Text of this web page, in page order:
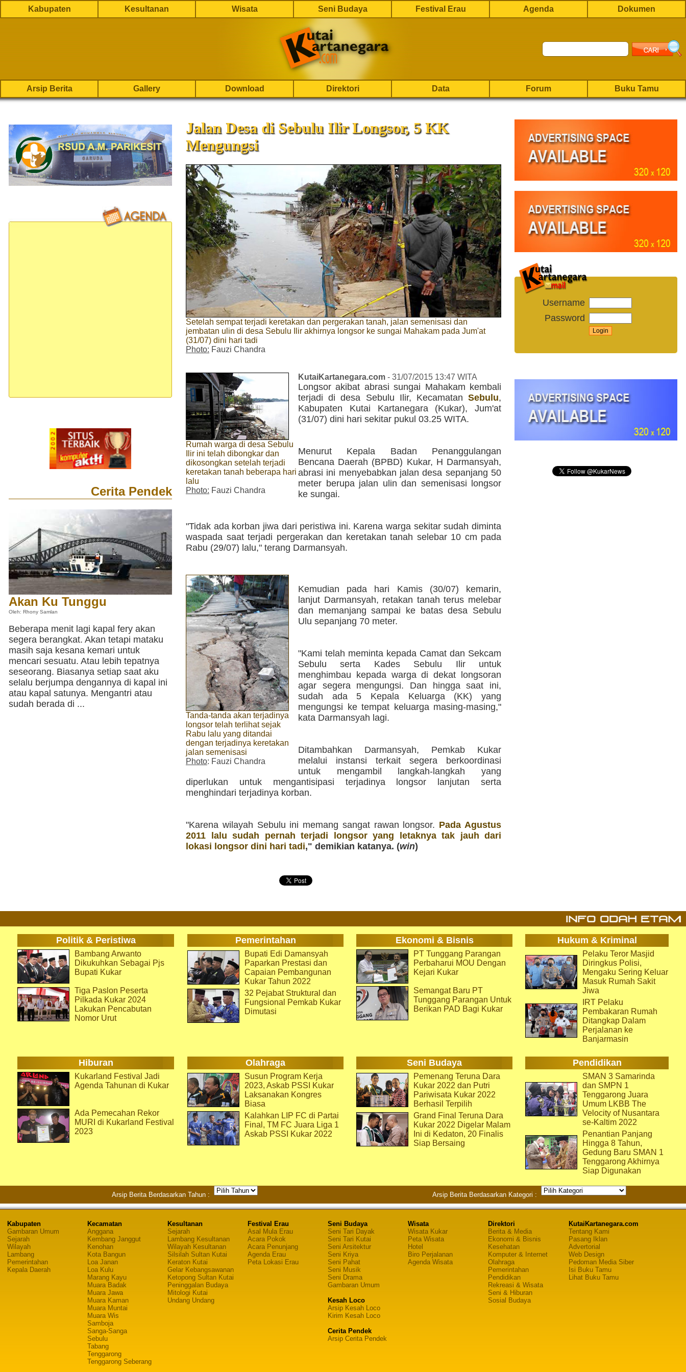
Kabupaten Kesultanan Wisata Seni Budaya Festival Erau Agenda Dokumen
Arsip Berita Gallery Download Direktori Data Forum Buku Tamu
Cerita Pendek
Akan Ku Tunggu
Oleh: Rhony Samlan
Beberapa menit lagi kapal fery akan
segera berangkat. Akan tetapi mataku
masih saja kesana kemari untuk
mencari sesuatu. Atau lebih tepatnya
seseorang. Biasanya setiap saat aku
selalu berjumpa dengannya di kapal ini
atau kapal satunya. Mengantri atau
sudah berada di ...
Jalan Desa di Sebulu Ilir Longsor, 5 KK
Mengungsi
Setelah sempat terjadi keretakan dan pergerakan tanah, jalan semenisasi dan
jembatan ulin di desa Sebulu Ilir akhirnya longsor ke sungai Mahakam pada Jum'at
(31/07) dini hari tadi
Photo: Fauzi Chandra
Rumah warga di desa Sebulu
Ilir ini telah dibongkar dan
dikosongkan setelah terjadi
keretakan tanah beberapa hari
lalu
Photo: Fauzi Chandra
KutaiKartanegara.com - 31/07/2015 13:47 WITA
Longsor akibat abrasi sungai Mahakam kembali
terjadi di desa Sebulu Ilir, Kecamatan Sebulu,
Kabupaten Kutai Kartanegara (Kukar), Jum'at
(31/07) dini hari sekitar pukul 03.25 WITA.
Menurut Kepala Badan Penanggulangan
Bencana Daerah (BPBD) Kukar, H Darmansyah,
abrasi ini menyebabkan jalan desa sepanjang 50
meter berupa jalan ulin dan semenisasi longsor
ke sungai.
"Tidak ada korban jiwa dari peristiwa ini. Karena warga sekitar sudah diminta
waspada saat terjadi pergerakan dan keretakan tanah selebar 10 cm pada
Rabu (29/07) lalu," terang Darmansyah.
Tanda-tanda akan terjadinya
longsor telah terlihat sejak
Rabu lalu yang ditandai
dengan terjadinya keretakan
jalan semenisasi
Photo: Fauzi Chandra
Kemudian pada hari Kamis (30/07) kemarin,
lanjut Darmansyah, retakan tanah terus melebar
dan memanjang sampai ke batas desa Sebulu
Ulu sepanjang 70 meter.
"Kami telah meminta kepada Camat dan Sekcam
Sebulu serta Kades Sebulu Ilir untuk
menghimbau kepada warga di dekat longsoran
agar segera mengungsi. Dan hingga saat ini,
sudah ada 5 Kepala Keluarga (KK) yang
mengungsi ke tempat keluarga masing-masing,"
kata Darmansyah lagi.
Ditambahkan Darmansyah, Pemkab Kukar
melalui instansi terkait segera berkoordinasi
untuk mengambil langkah-langkah yang
diperlukan untuk mengantisipasi terjadinya longsor lanjutan serta
menghindari terjadinya korban.
"Karena wilayah Sebulu ini memang sangat rawan longsor. Pada Agustus
2011 lalu sudah pernah terjadi longsor yang letaknya tak jauh dari
lokasi longsor dini hari tadi," demikian katanya. (win)
Username
Password
Politik & Peristiwa Pemerintahan Ekonomi & Bisnis Hukum & Kriminal
Bambang Arwanto
Dikukuhkan Sebagai Pjs
Bupati Kukar
Tiga Paslon Peserta
Pilkada Kukar 2024
Lakukan Pencabutan
Nomor Urut
Bupati Edi Damansyah
Paparkan Prestasi dan
Capaian Pembangunan
Kukar Tahun 2022
32 Pejabat Struktural dan
Fungsional Pemkab Kukar
Dimutasi
PT Tunggang Parangan
Perbaharui MOU Dengan
Kejari Kukar
Semangat Baru PT
Tunggang Parangan Untuk
Berikan PAD Bagi Kukar
Pelaku Teror Masjid
Diringkus Polisi,
Mengaku Sering Keluar
Masuk Rumah Sakit
Jiwa
IRT Pelaku
Pembakaran Rumah
Ditangkap Dalam
Perjalanan ke
Banjarmasin
Hiburan Olahraga Seni Budaya Pendidikan
Kukarland Festival Jadi
Agenda Tahunan di Kukar
Ada Pemecahan Rekor
MURI di Kukarland Festival
2023
Susun Program Kerja
2023, Askab PSSI Kukar
Laksanakan Kongres
Biasa
Kalahkan LIP FC di Partai
Final, TM FC Juara Liga 1
Askab PSSI Kukar 2022
Pemenang Teruna Dara
Kukar 2022 dan Putri
Pariwisata Kukar 2022
Berhasil Terpilih
Grand Final Teruna Dara
Kukar 2022 Digelar Malam
Ini di Kedaton, 20 Finalis
Siap Bersaing
SMAN 3 Samarinda
dan SMPN 1
Tenggarong Juara
Umum LKBB The
Velocity of Nusantara
se-Kaltim 2022
Penantian Panjang
Hingga 8 Tahun,
Gedung Baru SMAN 1
Tenggarong Akhirnya
Siap Digunakan
Arsip Berita Berdasarkan Tahun : Arsip Berita Berdasarkan Kategori :
Kabupaten
Gambaran Umum
Sejarah
Wilayah
Lambang
Pemerintahan
Kepala Daerah
Kecamatan
Anggana
Kembang Janggut
Kenohan
Kota Bangun
Loa Janan
Loa Kulu
Marang Kayu
Muara Badak
Muara Jawa
Muara Kaman
Muara Muntai
Muara Wis
Samboja
Sanga-Sanga
Sebulu
Tabang
Tenggarong
Tenggarong Seberang
Kesultanan
Sejarah
Lambang Kesultanan
Wilayah Kesultanan
Silsilah Sultan Kutai
Keraton Kutai
Gelar Kebangsawanan
Ketopong Sultan Kutai
Peninggalan Budaya
Mitologi Kutai
Undang Undang
Festival Erau
Asal Mula Erau
Acara Pokok
Acara Penunjang
Agenda Erau
Peta Lokasi Erau
Seni Budaya
Seni Tari Dayak
Seni Tari Kutai
Seni Arsitektur
Seni Kriya
Seni Pahat
Seni Musik
Seni Drama
Gambaran Umum
Kesah Loco
Arsip Kesah Loco
Kirim Kesah Loco
Cerita Pendek
Arsip Cerita Pendek
Wisata
Wisata Kukar
Peta Wisata
Hotel
Biro Perjalanan
Agenda Wisata
Direktori
Berita & Media
Ekonomi & Bisnis
Kesehatan
Komputer & Internet
Olahraga
Pemerintahan
Pendidikan
Rekreasi & Wisata
Seni & Hiburan
Sosial Budaya
KutaiKartanegara.com
Tentang Kami
Pasang Iklan
Advertorial
Web Design
Pedoman Media Siber
Isi Buku Tamu
Lihat Buku Tamu